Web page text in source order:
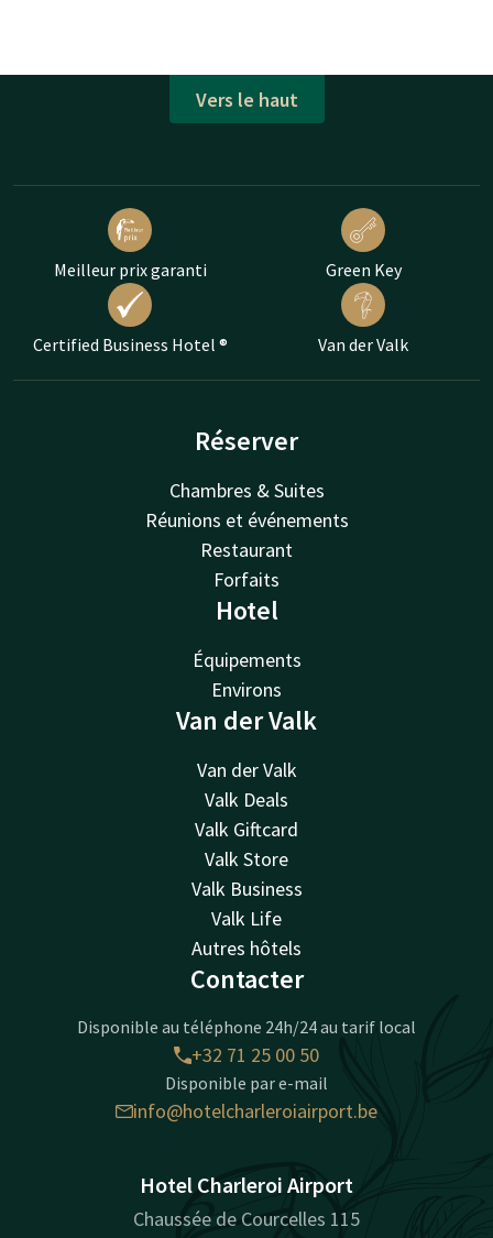
Vers le haut
Meilleur prix garanti Green Key
Certified Business Hotel ® Van der Valk
Réserver
Chambres & Suites
Réunions et événements
Restaurant
Forfaits
Hotel
Équipements
Environs
Van der Valk
Van der Valk
Valk Deals
Valk Giftcard
Valk Store
Valk Business
Valk Life
Autres hôtels
Contacter
Disponible au téléphone 24h/24 au tarif local
+32 71 25 00 50
Disponible par e-mail
info@hotelcharleroiairport.be
Hotel Charleroi Airport
Chaussée de Courcelles 115